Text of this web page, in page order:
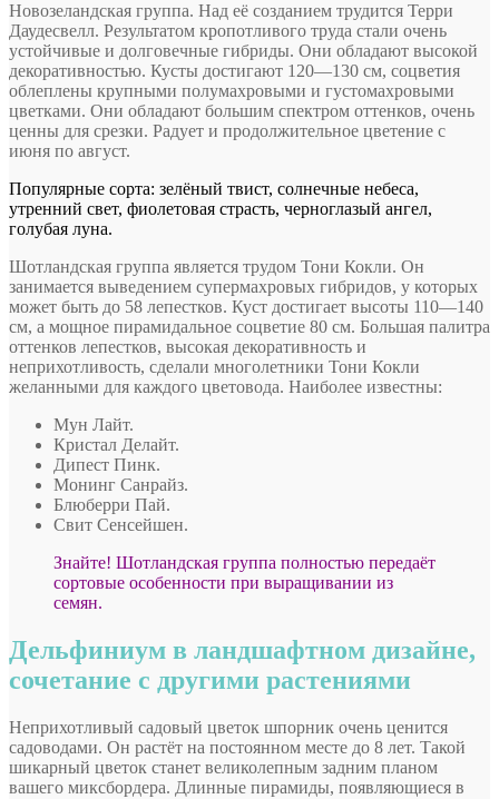
Новозеландская группа. Над её созданием трудится Терри
Даудесвелл. Результатом кропотливого труда стали очень
устойчивые и долговечные гибриды. Они обладают высокой
декоративностью. Кусты достигают 120—130 см, соцветия
облеплены крупными полумахровыми и густомахровыми
цветками. Они обладают большим спектром оттенков, очень
ценны для срезки. Радует и продолжительное цветение с
июня по август.
Популярные сорта: зелёный твист, солнечные небеса,
утренний свет, фиолетовая страсть, черноглазый ангел,
голубая луна.
Шотландская группа является трудом Тони Кокли. Он
занимается выведением супермахровых гибридов, у которых
может быть до 58 лепестков. Куст достигает высоты 110—140
см, а мощное пирамидальное соцветие 80 см. Большая палитра
оттенков лепестков, высокая декоративность и
неприхотливость, сделали многолетники Тони Кокли
желанными для каждого цветовода. Наиболее известны:
Мун Лайт.
Кристал Делайт.
Дипест Пинк.
Монинг Санрайз.
Блюберри Пай.
Свит Сенсейшен.
Знайте! Шотландская группа полностью передаёт
сортовые особенности при выращивании из
семян.
Дельфиниум в ландшафтном дизайне,
сочетание с другими растениями
Неприхотливый садовый цветок шпорник очень ценится
садоводами. Он растёт на постоянном месте до 8 лет. Такой
шикарный цветок станет великолепным задним планом
вашего миксбордера. Длинные пирамиды, появляющиеся в